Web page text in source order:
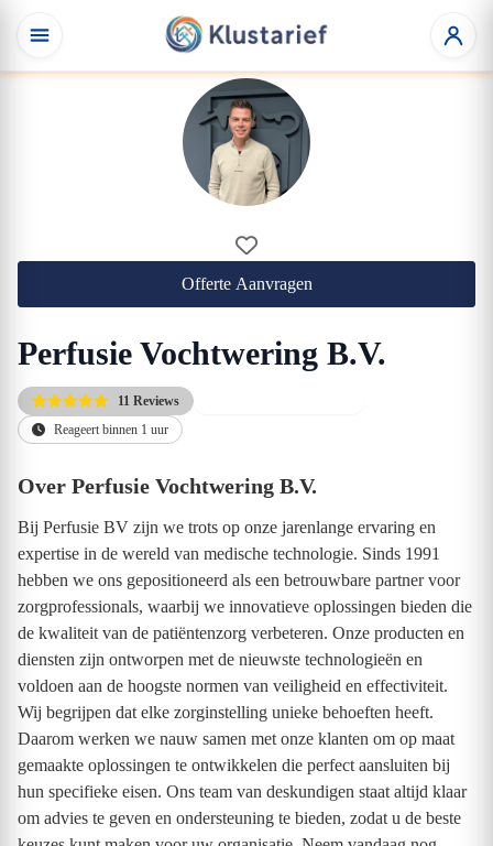
Offerte Aanvragen
Perfusie Vochtwering B.V.
11 Reviews
Reageert binnen 1 uur
Over Perfusie Vochtwering B.V.
Bij Perfusie BV zijn we trots op onze jarenlange ervaring en
expertise in de wereld van medische technologie. Sinds 1991
hebben we ons gepositioneerd als een betrouwbare partner voor
zorgprofessionals, waarbij we innovatieve oplossingen bieden die
de kwaliteit van de patiëntenzorg verbeteren. Onze producten en
diensten zijn ontworpen met de nieuwste technologieën en
voldoen aan de hoogste normen van veiligheid en effectiviteit.
Wij begrijpen dat elke zorginstelling unieke behoeften heeft.
Daarom werken we nauw samen met onze klanten om op maat
gemaakte oplossingen te ontwikkelen die perfect aansluiten bij
hun specifieke eisen. Ons team van deskundigen staat altijd klaar
om advies te geven en ondersteuning te bieden, zodat u de beste